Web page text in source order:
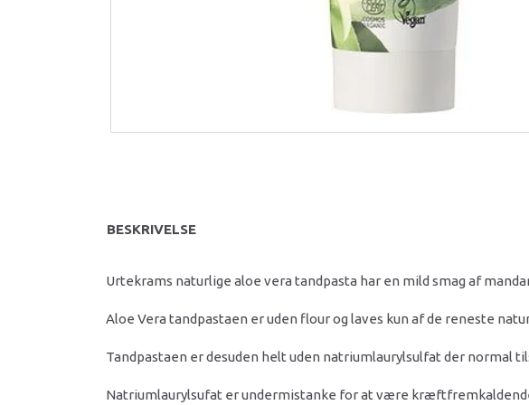
BESKRIVELSE
Urtekrams naturlige aloe vera tandpasta har en mild smag af
Aloe Vera tandpastaen er uden flour og laves kun af de reneste
Tandpastaen er desuden helt uden natriumlaurylsulfat der normal
Natriumlaurylsufat er undermistanke for at være